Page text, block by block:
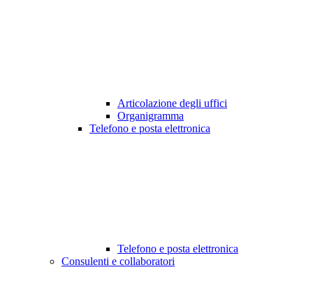
Articolazione degli uffici
Organigramma
Telefono e posta elettronica
Telefono e posta elettronica
Consulenti e collaboratori